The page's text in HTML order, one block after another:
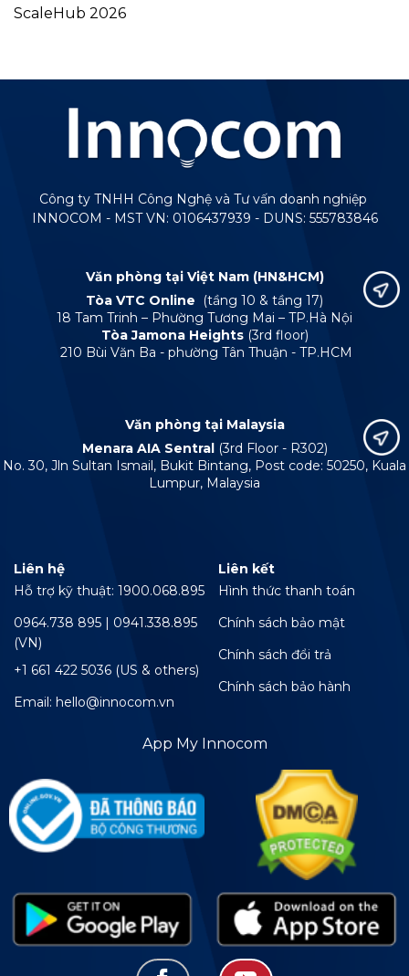
ScaleHub 2026
Công ty TNHH Công Nghệ và Tư vấn doanh nghiệp
INNOCOM - MST VN: 0106437939 - DUNS: 555783846
Văn phòng tại Việt Nam (HN&HCM)
Tòa VTC Online
(tầng 10 & tầng 17)
18 Tam Trinh – Phường Tương Mai – TP.Hà Nội
Tòa Jamona Heights (3rd floor)
210 Bùi Văn Ba - phường Tân Thuận - TP.HCM
Văn phòng tại Malaysia
Menara AIA Sentral (3rd Floor - R302)
No. 30, Jln Sultan Ismail, Bukit Bintang, Post code: 50250, Kuala
Lumpur, Malaysia
Liên hệ
Hỗ trợ kỹ thuật: 1900.068.895
0964.738 895 | 0941.338.895
(VN)
+1 661 422 5036 (US & others)
Email: hello@innocom.vn
Liên kết
Hình thức thanh toán
Chính sách bảo mật
Chính sách đổi trả
Chính sách bảo hành
App My Innocom